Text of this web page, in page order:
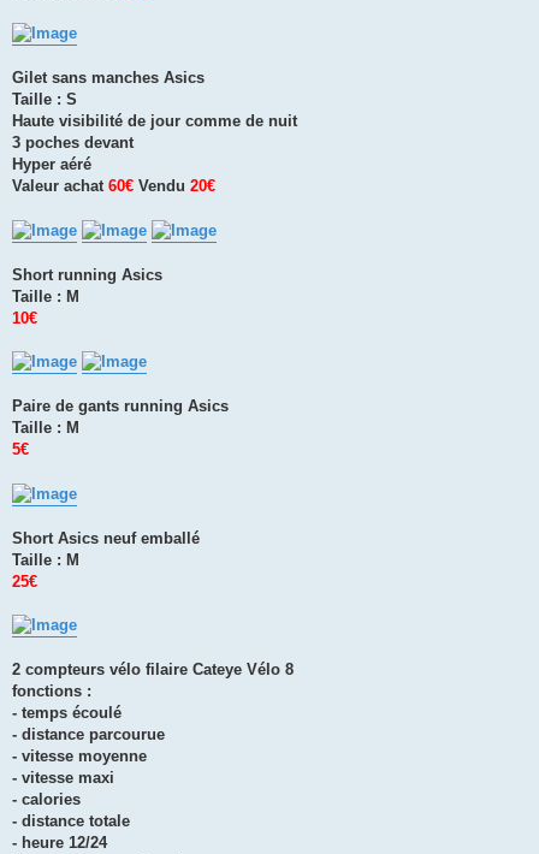
Gilet sans manches Asics
Taille : S
Haute visibilité de jour comme de nuit
3 poches devant
Hyper aéré
Valeur achat 60€ Vendu 20€
Short running Asics
Taille : M
10€
Paire de gants running Asics
Taille : M
5€
Short Asics neuf emballé
Taille : M
25€
2 compteurs vélo filaire Cateye Vélo 8
fonctions :
- temps écoulé
- distance parcourue
- vitesse moyenne
- vitesse maxi
- calories
- distance totale
- heure 12/24